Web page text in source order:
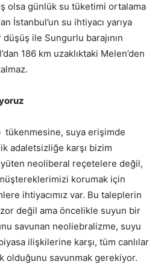
olsa günlük su tüketimi ortalama
İstanbul’un su ihtiyacı yarıya
ile Sungurlu barajının
186 km uzaklıktaki Melen’den
tükenmesine, suya erişimde
adaletsizliğe karşı bizim
neoliberal reçetelere değil,
korumak için
ihtiyacımız var. Bu taleplerin
değil ama öncelikle suyun bir
savunan neoliebralizme, suyu
ilişkilerine karşı, tüm canlılar
olduğunu savunmak gerekiyor.